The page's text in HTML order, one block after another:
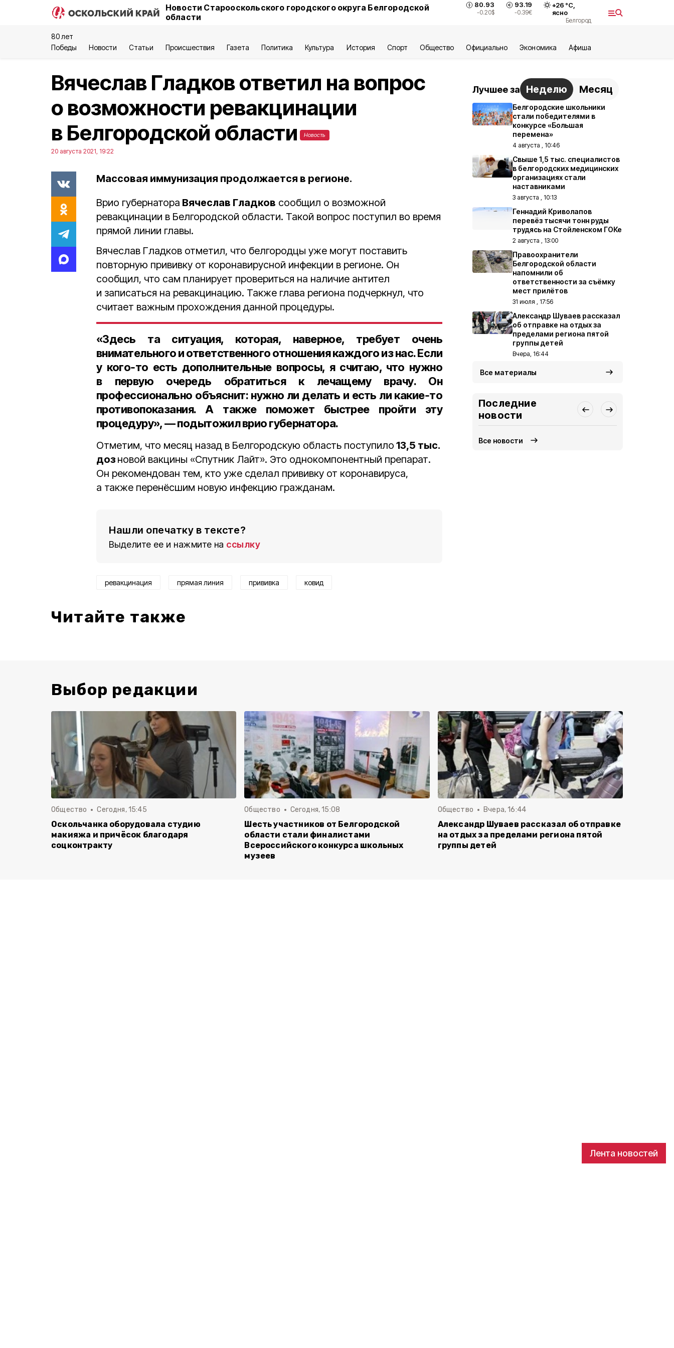
Новости Старооскольского городского округа Белгородской
области
80.93
-0.20$
93.19
-0.39€
+26 °С,
ясно
Белгород
80 лет
Победы
Новости Статьи Происшествия Газета Политика Культура История Спорт Общество Официально Экономика Aфиша
Лента новостей
Вячеслав Гладков ответил на вопрос
о возможности ревакцинации
в Белгородской области
Новость
20 августа 2021, 19:22
Массовая иммунизация продолжается в регионе.
Врио губернатора Вячеслав Гладков сообщил о возможной
ревакцинации в Белгородской области. Такой вопрос поступил во время
прямой линии главы.
Вячеслав Гладков отметил, что белгородцы уже могут поставить
повторную прививку от коронавирусной инфекции в регионе. Он
сообщил, что сам планирует провериться на наличие антител
и записаться на ревакцинацию. Также глава региона подчеркнул, что
считает важным прохождения данной процедуры.
«Здесь та ситуация, которая, наверное, требует очень
внимательного и ответственного отношения каждого из нас. Если
у кого‑то есть дополнительные вопросы, я считаю, что нужно
в первую очередь обратиться к лечащему врачу. Он
профессионально объяснит: нужно ли делать и есть ли какие‑то
противопоказания. А также поможет быстрее пройти эту
процедуру», — подытожил врио губернатора.
Отметим, что месяц назад в Белгородскую область поступило 13,5 тыс.
доз новой вакцины «Спутник Лайт». Это однокомпонентный препарат.
Он рекомендован тем, кто уже сделал прививку от коронавируса,
а также перенёсшим новую инфекцию гражданам.
Нашли опечатку в тексте?
Выделите ее и нажмите на ссылку
ревакцинация прямая линия прививка ковид
Читайте также
Лучшее за Неделю Месяц
Белгородские школьники
стали победителями в
конкурсе «Большая
перемена»
4 августа , 10:46
Свыше 1,5 тыс. специалистов
в белгородских медицинских
организациях стали
наставниками
3 августа , 10:13
Геннадий Криволапов
перевёз тысячи тонн руды
трудясь на Стойленском ГОКе
2 августа , 13:00
Правоохранители
Белгородской области
напомнили об
ответственности за съёмку
мест прилётов
31 июля , 17:56
Александр Шуваев рассказал
об отправке на отдых за
пределами региона пятой
группы детей
Вчера, 16:44
Все материалы
Последние
новости
Все новости
Выбор редакции
Общество Сегодня, 15:45
Оскольчанка оборудовала студию
макияжа и причёсок благодаря
соцконтракту
Общество Сегодня, 15:08
Шесть участников от Белгородской
области стали финалистами
Всероссийского конкурса школьных
музеев
Общество Вчера, 16:44
Александр Шуваев рассказал об отправке
на отдых за пределами региона пятой
группы детей